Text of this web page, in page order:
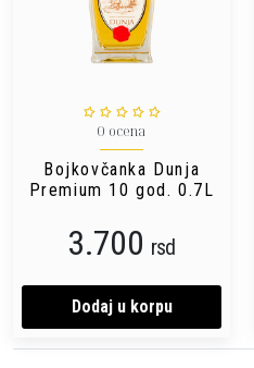
0 ocena
Bojkovčanka Dunja
Premium 10 god. 0.7L
3.700 rsd
Dodaj u korpu